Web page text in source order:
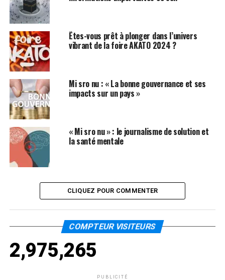
Êtes-vous prêt à plonger dans l’univers
vibrant de la foire AKATO 2024 ?
Mi sro nu : « La bonne gouvernance et ses
impacts sur un pays »
« Mi sro nu » : le journalisme de solution et
la santé mentale
CLIQUEZ POUR COMMENTER
COMPTEUR VISITEURS
2,975,265
PUBLICITÉ